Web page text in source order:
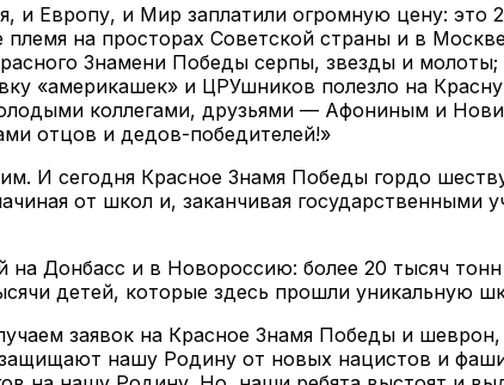
и Европу, и Мир заплатили огромную цену:
племя на просторах Советской страны и в
Знамени Победы серпы, звезды и
«америкашек» и ЦРУшников полезло на
коллегами, друзьями — Афониным и
отцов и дедов-победителей!»
И сегодня Красное Знамя Победы гордо
от школ и, заканчивая
на Донбасс и в Новороссию: более 20 тысяч
детей, которые здесь прошли уникальную
заявок на Красное Знамя Победы и
нашу Родину от новых нацистов и